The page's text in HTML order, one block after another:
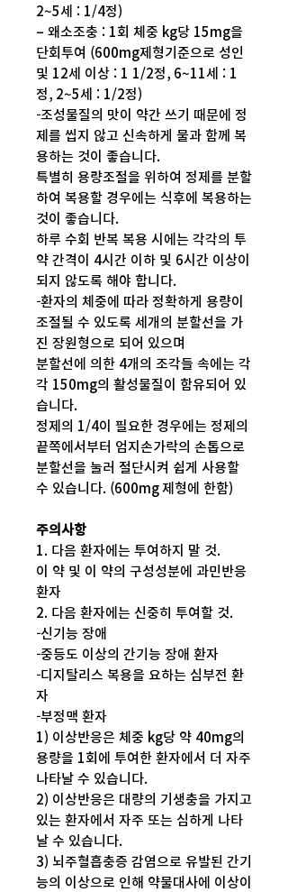
2~5세 : 1/4정)
– 왜소조충 : 1회 체중 kg당 15mg을
단회투여 (600mg제형기준으로 성인
및 12세 이상 : 1 1/2정, 6~11세 : 1
정, 2~5세 : 1/2정)
-조성물질의 맛이 약간 쓰기 때문에 정
제를 씹지 않고 신속하게 물과 함께 복
용하는 것이 좋습니다.
특별히 용량조절을 위하여 정제를 분할
하여 복용할 경우에는 식후에 복용하는
것이 좋습니다.
하루 수회 반복 복용 시에는 각각의 투
약 간격이 4시간 이하 및 6시간 이상이
되지 않도록 해야 합니다.
-환자의 체중에 따라 정확하게 용량이
조절될 수 있도록 세개의 분할선을 가
진 장원형으로 되어 있으며
분할선에 의한 4개의 조각들 속에는 각
각 150mg의 활성물질이 함유되어 있
습니다.
정제의 1/4이 필요한 경우에는 정제의
끝쪽에서부터 엄지손가락의 손톱으로
분할선을 눌러 절단시켜 쉽게 사용할
수 있습니다. (600mg 제형에 한함)
주의사항
1. 다음 환자에는 투여하지 말 것.
이 약 및 이 약의 구성성분에 과민반응
환자
2. 다음 환자에는 신중히 투여할 것.
-신기능 장애
-중등도 이상의 간기능 장애 환자
-디지탈리스 복용을 요하는 심부전 환
자
-부정맥 환자
1) 이상반응은 체중 kg당 약 40mg의
용량을 1회에 투여한 환자에서 더 자주
나타날 수 있습니다.
2) 이상반응은 대량의 기생충을 가지고
있는 환자에서 자주 또는 심하게 나타
날 수 있습니다.
3) 뇌주혈흡충증 감염으로 유발된 간기
능의 이상으로 인해 약물대사에 이상이